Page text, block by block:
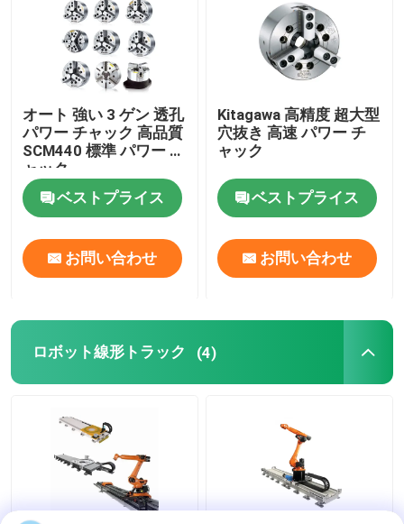
オート 強い 3 ゲン 透孔
パワー チャック 高品質
SCM440 標準 パワー チ
ャック
ベストプライス
お問い合わせ
Kitagawa 高精度 超大型
穴抜き 高速 パワー チ
ャック
ベストプライス
お問い合わせ
ロボット線形トラック (4)